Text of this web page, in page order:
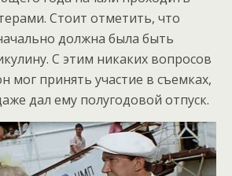
Стоит отметить, что
должна была быть
С этим никаких вопросов
мог принять участие в съемках,
дал ему полугодовой отпуск.